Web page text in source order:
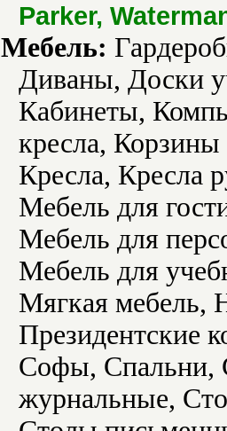
Parker,
Мебель:
Диваны, Доски
Кабинеты,
кресла, Корзины
Кресла, Кресла
Мебель для
Мебель для
Мебель для
Мягкая мебель,
Президентские
Софы, Спальни,
журнальные,